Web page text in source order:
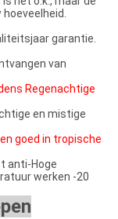
garantie.
van
Regenachtige
en mistige
goed in tropische
anti-Hoge
werken -20